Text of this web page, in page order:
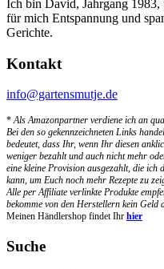
Ich bin David, Jahrgang
für mich Entspannung und
Gerichte.
Kontakt
info@gartensmutje.de
*Als Amazonpartner verdiene ich an
Bei den so gekennzeichneten Links
bedeutet, dass Ihr, wenn Ihr diesen
weniger bezahlt und auch nicht mehr
eine kleine Provision ausgezahlt, die ich
kann, um Euch noch mehr Rezepte zu
Alle per Affiliate verlinkte Produkte
bekomme von den Herstellern kein Geld
Meinen Händlershop findet Ihr hier
Suche